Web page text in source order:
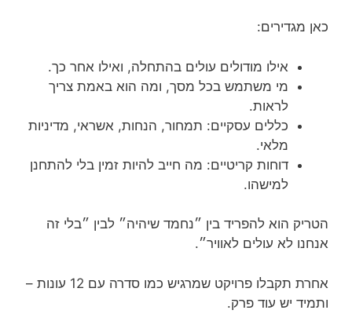
כאן מגדירים:
אילו מודולים עולים בהתחלה, ואילו אחר כך.
מי משתמש בכל מסך, ומה הוא באמת צריך
לראות.
כללים עסקיים: תמחור, הנחות, אשראי, מדיניות
מלאי.
דוחות קריטיים: מה חייב להיות זמין בלי להתחנן
למישהו.
הטריק הוא להפריד בין ״נחמד שיהיה״ לבין ״בלי זה
אנחנו לא עולים לאוויר״.
אחרת תקבלו פרויקט שמרגיש כמו סדרה עם 12 עונות –
ותמיד יש עוד פרק.